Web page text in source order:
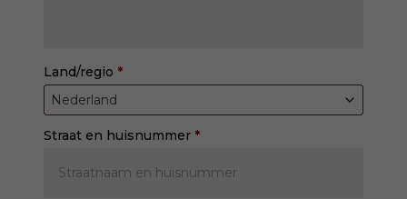
Land/regio *
Nederland
Straat en huisnummer *